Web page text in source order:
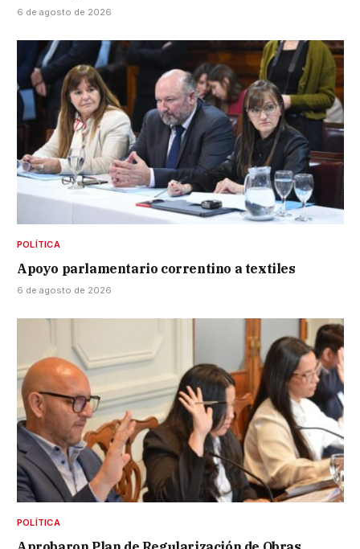
6 de agosto de 2026
POLÍTICA
Apoyo parlamentario correntino a textiles
6 de agosto de 2026
POLÍTICA